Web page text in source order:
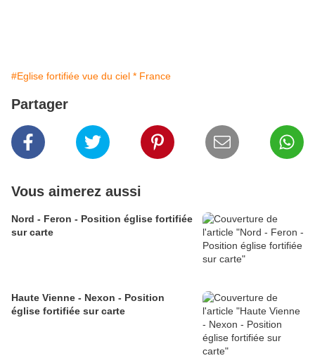
#Eglise fortifiée vue du ciel * France
Partager
Vous aimerez aussi
Nord - Feron - Position église fortifiée
sur carte
Haute Vienne - Nexon - Position
église fortifiée sur carte